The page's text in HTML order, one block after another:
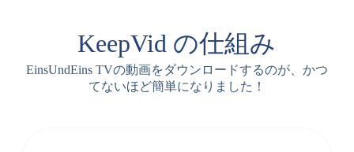
KeepVid の仕組み
EinsUndEins TVの動画をダウンロードするのが、かつ
てないほど簡単になりました！